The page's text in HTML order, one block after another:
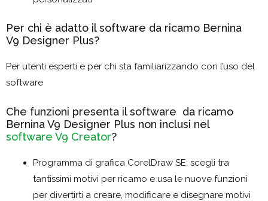
Per chi è adatto il software da ricamo Bernina
V9 Designer Plus?
Per utenti esperti e per chi sta familiarizzando con l’uso del
software
Che funzioni presenta il software da ricamo
Bernina V9 Designer Plus non inclusi nel
software V9 Creator?
Programma di grafica CorelDraw SE: scegli tra
tantissimi motivi per ricamo e usa le nuove funzioni
per divertirti a creare, modificare e disegnare motivi